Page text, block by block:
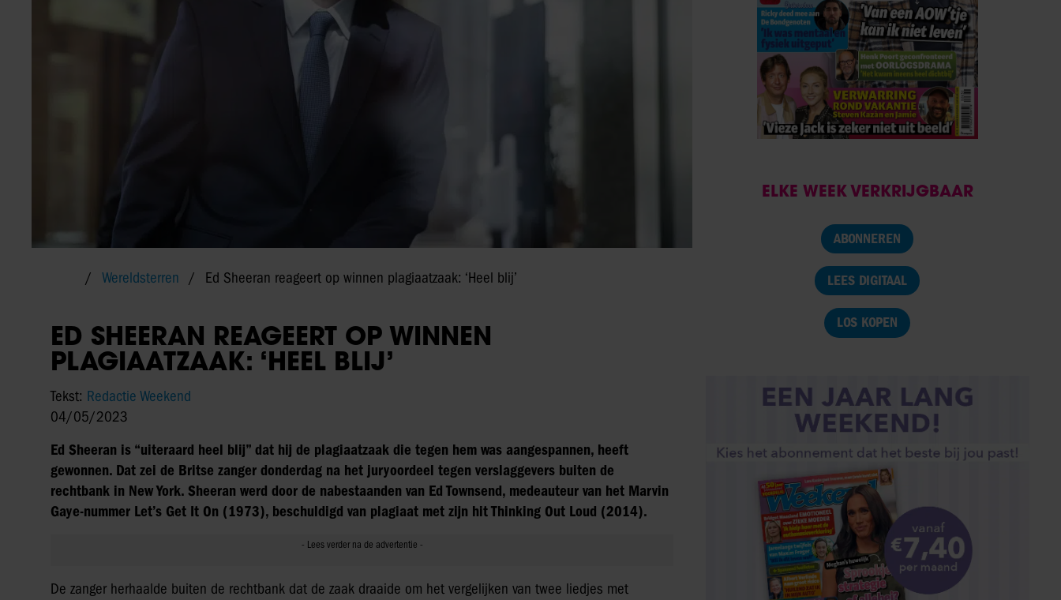
Wereldsterren Ed Sheeran reageert op winnen plagiaatzaak: ‘Heel blij’
ED SHEERAN REAGEERT OP WINNEN
PLAGIAATZAAK: ‘HEEL BLIJ’
Tekst: Redactie Weekend
04/05/2023
Ed Sheeran is “uiteraard heel blij” dat hij de plagiaatzaak die tegen hem was aangespannen, heeft
gewonnen. Dat zei de Britse zanger donderdag na het juryoordeel tegen verslaggevers buiten de
rechtbank in New York. Sheeran werd door de nabestaanden van Ed Townsend, medeauteur van het Marvin
Gaye-nummer Let’s Get It On (1973), beschuldigd van plagiaat met zijn hit Thinking Out Loud (2014).
De zanger herhaalde buiten de rechtbank dat de zaak draaide om het vergelijken van twee liedjes met
ELKE WEEK VERKRIJGBAAR
ABONNEREN
LEES DIGITAAL
LOS KOPEN